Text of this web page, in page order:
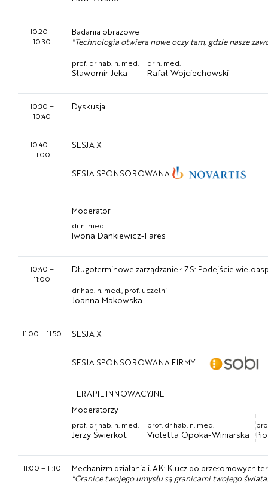
10:20 –
10:30
Badania obrazowe
"Technologia otwiera nowe oczy tam, gdzie nasze
prof. dr hab. n. med.
Sławomir Jeka
dr n. med.
Rafał Wojciechowski
10:30 –
10:40
Dyskusja
10:40 –
11:00
SESJA X
SESJA SPONSOROWANA
Moderator
dr n. med.
Iwona Dankiewicz-Fares
10:40 –
11:00
Długoterminowe zarządzanie ŁZS: Podejście
dr hab. n. med., prof. uczelni
Joanna Makowska
11:00 – 11:50 SESJA XI
SESJA SPONSOROWANA FIRMY
TERAPIE INNOWACYJNE
Moderatorzy
prof. dr hab. n. med.
Jerzy Świerkot
prof. dr hab. n. med.
Violetta Opoka-Winiarska
11:00 – 11:10
Mechanizm działania iJAK: Klucz do przełomowych
"Granice twojego umysłu są granicami twojego